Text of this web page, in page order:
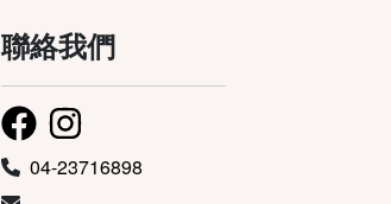
聯絡我們
04-23716898